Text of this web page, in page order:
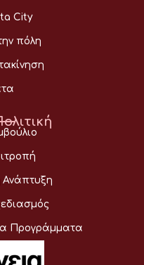
City
πόλη
Ανάπτυξη
Προγράμματα